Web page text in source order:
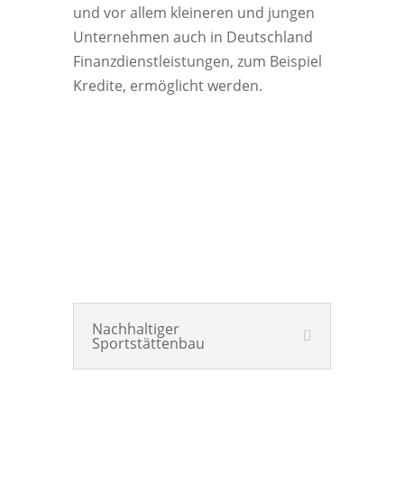
und vor allem kleineren und jungen
Unternehmen auch in Deutschland
Finanzdienstleistungen, zum Beispiel
Kredite, ermöglicht werden.
Nachhaltiger
Sportstättenbau